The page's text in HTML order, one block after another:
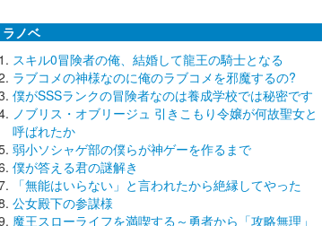
ラノベ
スキル0冒険者の俺、結婚して龍王の騎士となる
ラブコメの神様なのに俺のラブコメを邪魔するの?
僕がSSSランクの冒険者なのは養成学校では秘密です
ノブリス・オブリージュ 引きこもり令嬢が何故聖女と
呼ばれたか
弱小ソシャゲ部の僕らが神ゲーを作るまで
僕が答える君の謎解き
「無能はいらない」と言われたから絶縁してやった
公女殿下の参謀様
魔王スローライフを満喫する～勇者から「攻略無理」